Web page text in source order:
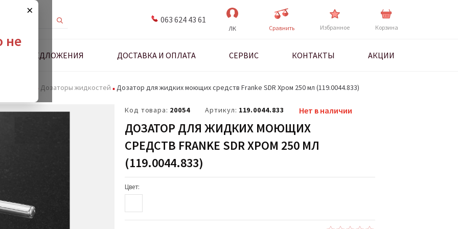
×
не
063 624 43 61
ЛК Cравнить Избранное Корзина
ПРЕДЛОЖЕНИЯ ДОСТАВКА И ОПЛАТА СЕРВИС КОНТАКТЫ АКЦИИ
Дозаторы жидкостей Дозатор для жидких моющих средств Franke SDR Хром 250 мл (119.0044.833)
Код товара: 20054 Артикул: 119.0044.833 Нет в наличии
ДОЗАТОР ДЛЯ ЖИДКИХ МОЮЩИХ
СРЕДСТВ FRANKE SDR ХРОМ 250 МЛ
(119.0044.833)
Цвет: